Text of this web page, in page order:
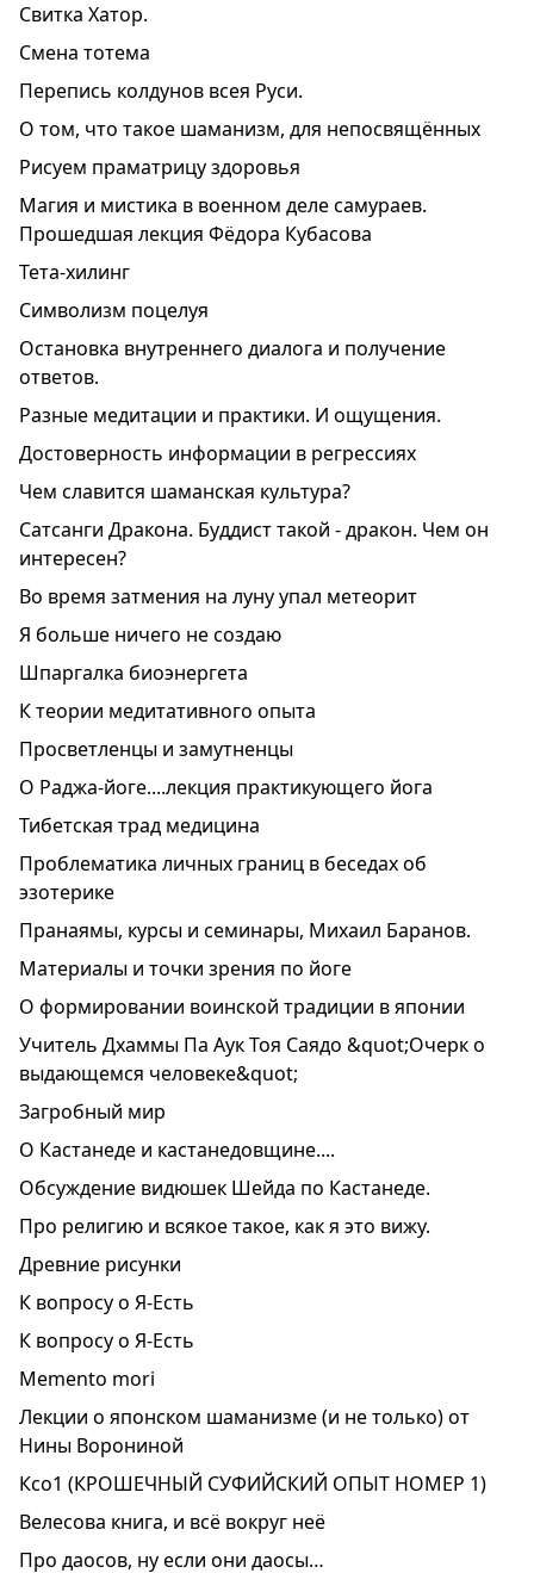
Свитка Хатор.
Смена тотема
Перепись колдунов всея Руси.
О том, что тaкое шaмaнизм, для непосвящённых
Рисуем праматрицу здоровья
Магия и мистика в военном деле самураев.
Прошедшая лекция Фёдора Кубасова
Тета-хилинг
Символизм поцелуя
Остановка внутреннего диалога и получение
ответов.
Разные медитации и практики. И ощущения.
Достоверность информации в регрессиях
Чем славится шаманская культура?
Сатсанги Дракона. Буддист такой - дракон. Чем он
интересен?
Во время затмения на луну упал метеорит
Я больше ничего не создаю
Шпаргалка биоэнергета
К теории медитативного опыта
Просветленцы и замутненцы
О Раджа-йоге....лекция практикующего йога
Тибетская трад медицина
Проблематика личных границ в беседах об
эзотерике
Пранаямы, курсы и семинары, Михаил Баранов.
Материалы и точки зрения по йоге
О формировании воинской традиции в японии
Учитель Дхаммы Па Аук Тоя Саядо &quot;Очерк о
выдающемся человеке&quot;
Загробный мир
О Кастанеде и кастанедовщине....
Обсуждение видюшек Шейда по Кастанеде.
Про религию и всякое такое, как я это вижу.
Древние рисунки
К вопросу о Я-Есть
К вопросу о Я-Есть
Memento mori
Лекции о японском шаманизме (и не только) от
Нины Ворониной
Ксо1 (КРОШЕЧНЫЙ СУФИЙСКИЙ ОПЫТ НОМЕР 1)
Велесова книга, и всё вокруг неё
Про даосов, ну если они даосы…